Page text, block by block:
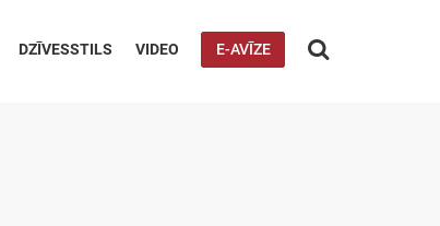
DZĪVESSTILS VIDEO E-AVĪZE 